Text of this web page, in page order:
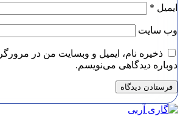
ایمیل *
وب‌ سایت
ذخیره نام، ایمیل و وبسایت من در
دوباره دیدگاهی می‌نویسم.